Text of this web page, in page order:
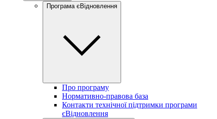
Програма єВідновлення
Про програму
Нормативно-правова база
Контакти технічної підтримки програми
єВідновлення